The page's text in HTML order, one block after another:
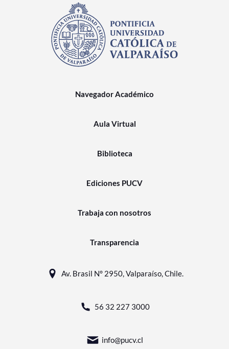
Navegador Académico
Aula Virtual
Biblioteca
Ediciones PUCV
Trabaja con nosotros
Transparencia
Av. Brasil N° 2950, Valparaíso, Chile.
56 32 227 3000
info@pucv.cl